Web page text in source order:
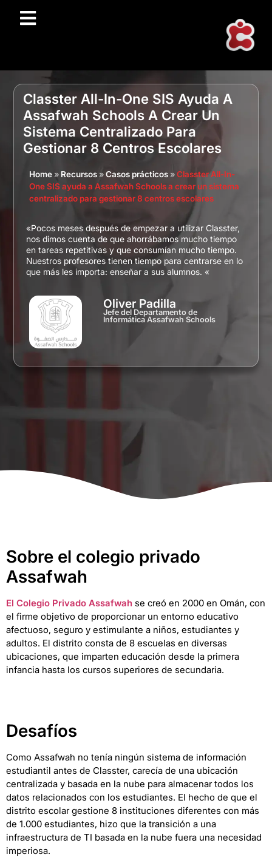
Classter All-In-One SIS Ayuda A
Assafwah Schools A Crear Un
Sistema Centralizado Para
Gestionar 8 Centros Escolares
Home» Recursos»Casos prácticos »Classter All-In-
One SIS ayuda a Assafwah Schools a crear un sistema
centralizado para gestionar 8 centros escolares
«Pocos meses después de empezar a utilizar Classter,
nos dimos cuenta de que ahorrábamos mucho tiempo
en tareas repetitivas y que consumían mucho tiempo.
Nuestros profesores tienen tiempo para centrarse en lo
que más les importa: enseñar a sus alumnos. «
Oliver Padilla
Jefe del Departamento de
Informática Assafwah Schools
Sobre el colegio privado
Assafwah
El Colegio Privado Assafwah se creó en 2000 en Omán, con
el firme objetivo de proporcionar un entorno educativo
afectuoso, seguro y estimulante a niños, estudiantes y
adultos. El distrito consta de 8 escuelas en diversas
ubicaciones, que imparten educación desde la primera
infancia hasta los cursos superiores de secundaria.
Desafíos
Como Assafwah no tenía ningún sistema de información
estudiantil antes de Classter, carecía de una ubicación
centralizada y basada en la nube para almacenar todos los
datos relacionados con los estudiantes. El hecho de que el
distrito escolar gestione 8 instituciones diferentes con más
de 1.000 estudiantes, hizo que la transición a una
infraestructura de TI basada en la nube fuera una necesidad
imperiosa.